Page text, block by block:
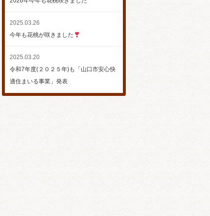
2025.03.26
今年も花桃が咲きました
2025.03.20
令和7年度(２０２５年)も「山口市安心快
適住まいる事業」発表